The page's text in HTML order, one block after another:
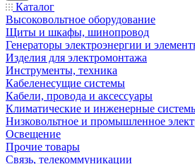
Каталог
Высоковольтное оборудование
Щиты и шкафы, шинопровод
Генераторы электроэнергии и
Изделия для электромонтажа
Инструменты, техника
Кабеленесущие системы
Кабели, провода и аксессуары
Климатические и инженерные
Низковольтное и промышленное
Освещение
Прочие товары
Связь, телекоммуникации